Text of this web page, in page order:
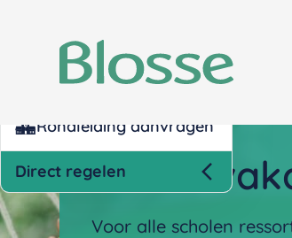
Nettokosten berekenen
Rondleiding aanvragen
Direct regelen
Voor alle scholen